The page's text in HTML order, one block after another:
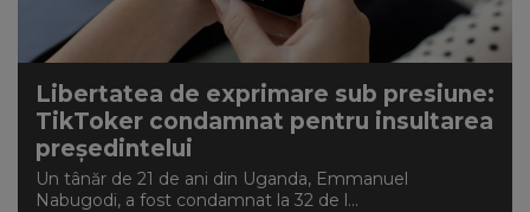
Libertatea de exprimare sub presiune:
TikToker condamnat pentru insultarea
președintelui
Un tânăr de 21 de ani din Uganda, Emmanuel
Nabugodi, a fost condamnat la 32 de l...